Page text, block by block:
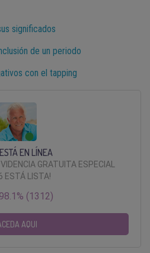
significados
de un periodo
con el tapping
EN LÍNEA
GRATUITA ESPECIAL
ESTÁ LISTA!
98.1% (1312)
AQUI